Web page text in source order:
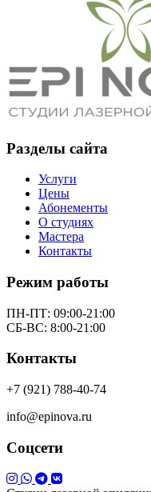
Разделы сайта
Услуги
Цены
Абонементы
О студиях
Мастера
Контакты
Режим работы
ПН-ПТ: 09:00-21:00
СБ-ВС: 8:00-21:00
Контакты
+7 (921) 788-40-74
info@epinova.ru
Соцсети